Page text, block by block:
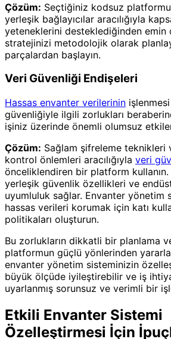
Çözüm: Seçtiğiniz kodsuz
yerleşik bağlayıcılar aracılığıyla
yeteneklerini desteklediğinden emin
stratejinizi metodolojik olarak
parçalardan başlayın.
Veri Güvenliği Endişeleri
Hassas envanter verilerinin
güvenliğiyle ilgili zorlukları
işiniz üzerinde önemli olumsuz
Çözüm: Sağlam şifreleme teknikleri
kontrol önlemleri aracılığıyla veri
önceliklendiren bir platform
yerleşik güvenlik özellikleri ve
uyumluluk sağlar. Envanter yönetim
hassas verileri korumak için katı
politikaları oluşturun.
Bu zorlukların dikkatli bir planlama
platformun güçlü yönlerinden
envanter yönetim sisteminizin
büyük ölçüde iyileştirebilir ve iş
uyarlanmış sorunsuz ve verimli bir
Etkili Envanter Sistemi
Özelleştirmesi İçin